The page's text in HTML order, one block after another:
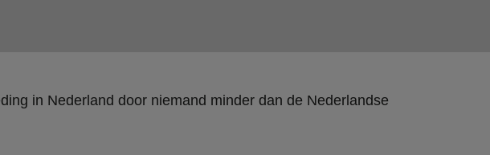
in Nederland door niemand minder dan de Nederlandse